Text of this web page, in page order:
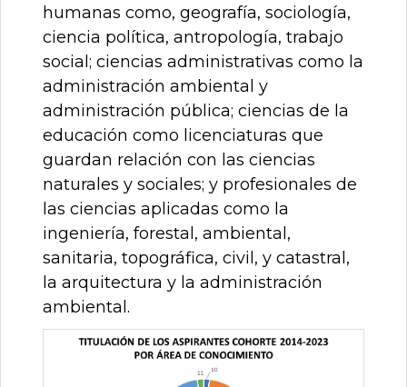
humanas como, geografía, sociología,
ciencia política, antropología, trabajo
social; ciencias administrativas como la
administración ambiental y
administración pública; ciencias de la
educación como licenciaturas que
guardan relación con las ciencias
naturales y sociales; y profesionales de
las ciencias aplicadas como la
ingeniería, forestal, ambiental,
sanitaria, topográfica, civil, y catastral,
la arquitectura y la administración
ambiental.